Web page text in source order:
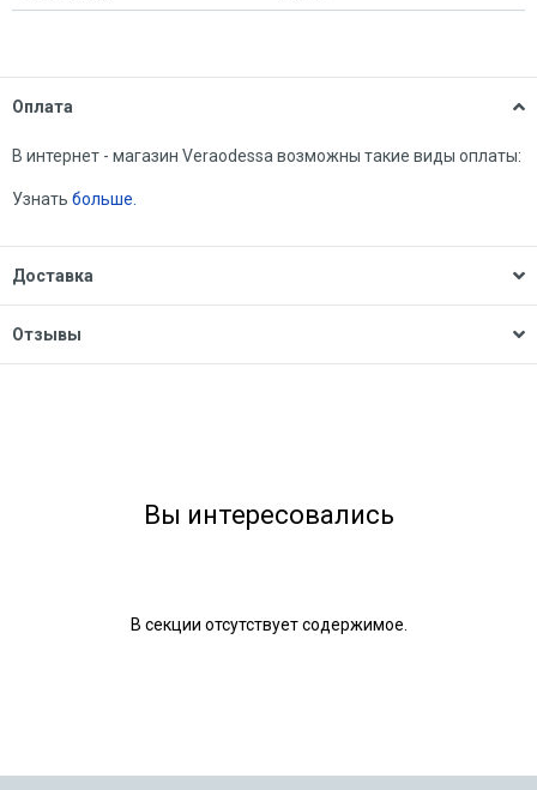
Оплата
В интернет - магазин Veraodessa возможны такие виды оплаты:
Узнать больше.
Доставка
Отзывы
Вы интересовались
В секции отсутствует содержимое.